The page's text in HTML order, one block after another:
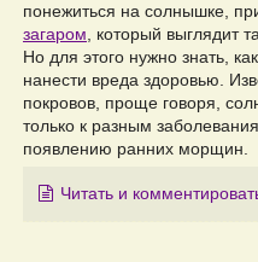
понежиться на солнышке,
загаром , который выглядит
Но для этого нужно знать,
нанести вреда здоровью.
покровов, проще говоря,
только к разным
появлению ранних морщин.
Читать и